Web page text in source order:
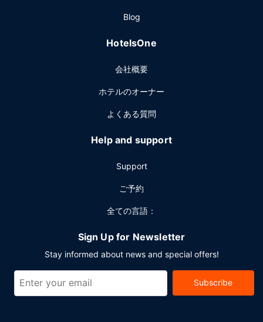
パーキング (無料) が備わっています。
Blog
HotelsOne
会社概要
ホテルのオーナー
よくある質問
Help and support
Support
ご予約
全ての言語：
Sign Up for Newsletter
Stay informed about news and special offers!
Subscribe